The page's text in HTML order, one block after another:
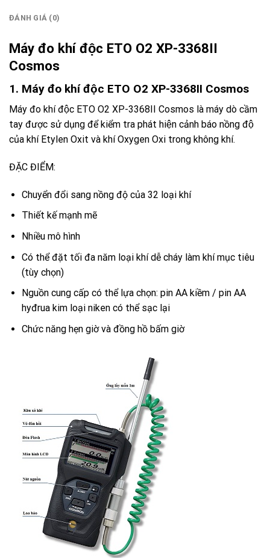
ĐÁNH GIÁ (0)
Máy đo khí độc ETO O2 XP-3368II
Cosmos
1. Máy đo khí độc ETO O2 XP-3368II Cosmos
Máy đo khí độc ETO O2 XP-3368II Cosmos là máy dò cầm
tay được sử dụng để kiểm tra phát hiện cảnh báo nồng độ
của khí Etylen Oxit và khí Oxygen Oxi trong không khí.
ĐẶC ĐIỂM:
Chuyển đổi sang nồng độ của 32 loại khí
Thiết kế mạnh mẽ
Nhiều mô hình
Có thể đặt tối đa năm loại khí dễ cháy làm khí mục tiêu
(tùy chọn)
Nguồn cung cấp có thể lựa chọn: pin AA kiềm / pin AA
hyđrua kim loại niken có thể sạc lại
Chức năng hẹn giờ và đồng hồ bấm giờ